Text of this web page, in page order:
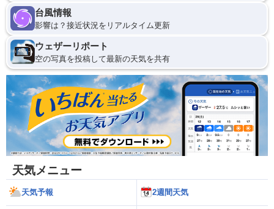
台風情報
影響は？接近状況をリアルタイム更新
ウェザーリポート
空の写真を投稿して最新の天気を共有
天気メニュー
天気予報 2週間天気